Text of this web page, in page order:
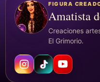
FIGURA
Amatista
Creaciones
El Grimorio.